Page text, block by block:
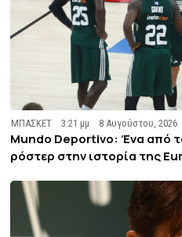
ΜΠΑΣΚΕΤ 3:21 μμ 8 Αυγούστου, 2026
Mundo Deportivo: Ένα από
ρόστερ στην ιστορία της